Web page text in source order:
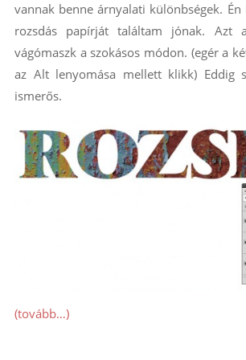
vannak benne árnyalati különbségek.
rozsdás papírját találtam jónak. Azt
vágómaszk a szokásos módon. (egér a
az Alt lenyomása mellett klikk) Eddig
ismerős.
(tovább…)